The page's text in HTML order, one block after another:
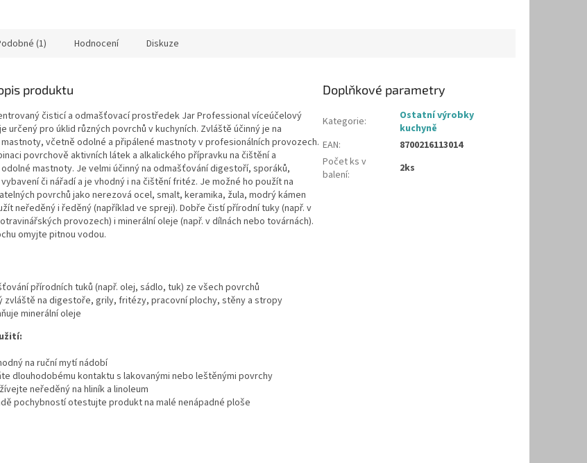
(1) Hodnocení Diskuze
produktu
čisticí a odmašťovací prostředek Jar Professional víceúčelový
určený pro úklid různých povrchů v kuchyních. Zvláště účinný je na
včetně odolné a připálené mastnoty v profesionálních provozech.
povrchově aktivních látek a alkalického přípravku na čištění a
mastnoty. Je velmi účinný na odmašťování digestoří, sporáků,
či nářadí a je vhodný i na čištění fritéz. Je možné ho použít na
povrchů jako nerezová ocel, smalt, keramika, žula, modrý kámen
neředěný i ředěný (například ve spreji). Dobře čistí přírodní tuky (např. v
provozech) i minerální oleje (např. v dílnách nebo továrnách).
omyjte pitnou vodou.
přírodních tuků (např. olej, sádlo, tuk) ze všech povrchů
zvláště na digestoře, grily, fritézy, pracovní plochy, stěny a stropy
minerální oleje
na ruční mytí nádobí
dlouhodobému kontaktu s lakovanými nebo leštěnými povrchy
neředěný na hliník a linoleum
pochybností otestujte produkt na malé nenápadné ploše
Doplňkové parametry
Kategorie:
Ostatní výrobky
kuchyně
EAN:
8700216113014
Počet ks v
balení: 2ks